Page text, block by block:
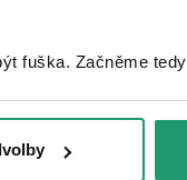
fuška. Začněme
lokalita
m